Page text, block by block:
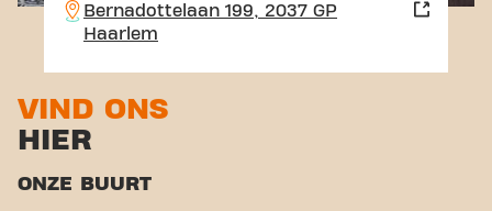
Bernadottelaan 199, 2037 GP
Haarlem
VIND ONS
HIER
ONZE BUURT